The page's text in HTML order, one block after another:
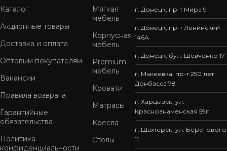
популярных стилях — от современного минимализма
до уютной классики. Готовые решения подойдут для
кухни, спальни, гостиной, прихожей или офиса.
Качество, проверенное временем
Мы используем тольконадежные материалыи
современные технологии производства. Это
обеспечивает мебели прочность, устойчивость к
износу и привлекательный внешний вид на долгие
годы.
Готовые решения — быстро и удобно
Вся мебель «СОтА» уже в наличии и готова к отправке.
Каталог
Акционные товары
Доставка и оплата
Оптовым покупателям
Вакансии
Правила возврата
Гарантийные
обязательства
Политика
конфиденциальности
Мягкая
мебель
Корпусная
мебель
Premium
мебель
Кровати
Матрасы
Кресла
Столы
г. Донецк, пр-т Мира 9
г. Донецк, пр-т Ленинский
146А
г. Донецк, бул. Шевченко 17
г. Макеевка, пр-т 250 лет
Донбасса 78
г. Харцызск, ул.
Краснознаменская 59п
г. Шахтерск, ул. Берегового
11